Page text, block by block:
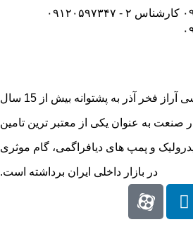
کارشناس ۲ - ۰۹۱۲۰۵۹۷۳۴۷
شرکت بازرگانی و مهندسی آراز فخر آذر به پشتوانه بیش از 15 سال
صنعت به عنوان یکی از معتبر ترین تامین
و پمپ های دیافراگمی، گام موثری
در بازار داخلی ایران برداشته است.